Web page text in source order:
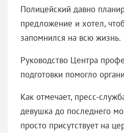
Полицейский давно
предложение и хотел,
запомнился на всю жизнь.
Руководство Центра
подготовки помогло
Как отмечает, пресс-
девушка до последнего
просто присутствует на